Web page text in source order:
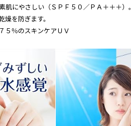
肌にやさしい（ＳＰＦ５０／ＰＡ＋＋＋）。
を防ぎます。
５％のスキンケアＵＶ